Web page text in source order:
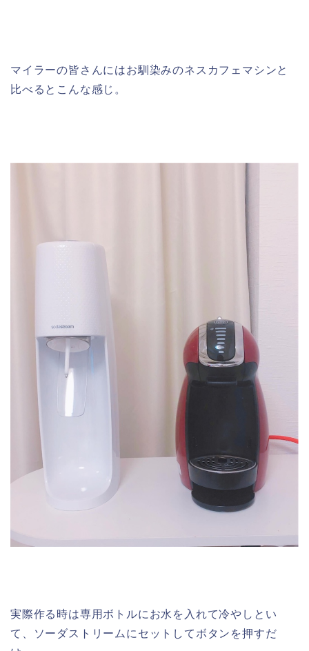
マイラーの皆さんにはお馴染みのネスカフェマシンと
比べるとこんな感じ。
実際作る時は専用ボトルにお水を入れて冷やしとい
て、ソーダストリームにセットしてボタンを押すだ